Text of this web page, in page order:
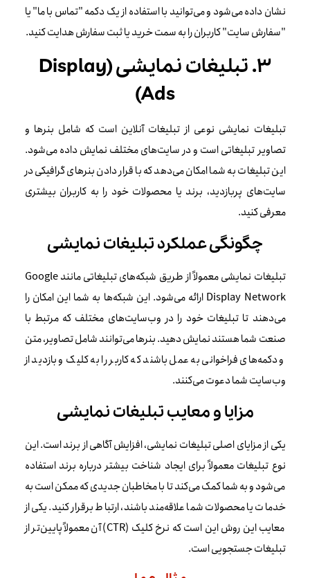
نشان داده می‌شود و می‌توانید با استفاده از یک دکمه "تماس با ما" یا
"سفارش سایت" کاربران را به سمت خرید یا ثبت سفارش هدایت کنید.
۳. تبلیغات نمایشی (Display
Ads)
تبلیغات نمایشی نوعی از تبلیغات آنلاین است که شامل بنرها و
تصاویر تبلیغاتی است و در سایت‌های مختلف نمایش داده می‌شود.
این تبلیغات به شما امکان می‌دهد که با قرار دادن بنرهای گرافیکی در
سایت‌های پربازدید، برند یا محصولات خود را به کاربران بیشتری
معرفی کنید.
چگونگی عملکرد تبلیغات نمایشی
تبلیغات نمایشی معمولاً از طریق شبکه‌های تبلیغاتی مانند Google
Display Network ارائه می‌شود. این شبکه‌ها به شما این امکان را
می‌دهند تا تبلیغات خود را در وب‌سایت‌های مختلف که مرتبط با
صنعت شما هستند نمایش دهید. بنرها می‌توانند شامل تصاویر، متن
و دکمه‌های فراخوانی به عمل باشند که کاربر را به کلیک و بازدید از
وب‌سایت شما دعوت می‌کنند.
مزایا و معایب تبلیغات نمایشی
یکی از مزایای اصلی تبلیغات نمایشی، افزایش آگاهی از برند است. این
نوع تبلیغات معمولاً برای ایجاد شناخت بیشتر درباره برند استفاده
می‌شود و به شما کمک می‌کند تا با مخاطبان جدیدی که ممکن است به
خدمات یا محصولات شما علاقه‌مند باشند، ارتباط برقرار کنید. یکی از
معایب این روش این است که نرخ کلیک (CTR) آن معمولاً پایین‌تر از
تبلیغات جستجویی است.